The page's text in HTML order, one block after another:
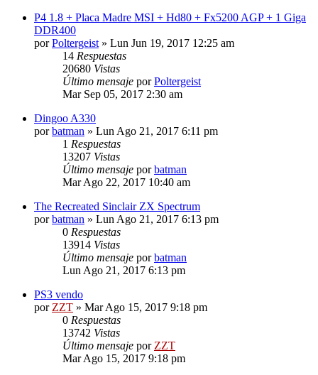
P4 1.8 + Placa Madre MSI + Hd80 + Fx5200 AGP + 1 Giga
DDR400
porPoltergeist » Lun Jun 19, 2017 12:25 am
14 Respuestas
20680 Vistas
Último mensaje porPoltergeist
Mar Sep 05, 2017 2:30 am
Dingoo A330
porbatman » Lun Ago 21, 2017 6:11 pm
1 Respuestas
13207 Vistas
Último mensaje porbatman
Mar Ago 22, 2017 10:40 am
The Recreated Sinclair ZX Spectrum
porbatman » Lun Ago 21, 2017 6:13 pm
0 Respuestas
13914 Vistas
Último mensaje porbatman
Lun Ago 21, 2017 6:13 pm
PS3 vendo
por ZZT » Mar Ago 15, 2017 9:18 pm
0 Respuestas
13742 Vistas
Último mensaje por ZZT
Mar Ago 15, 2017 9:18 pm